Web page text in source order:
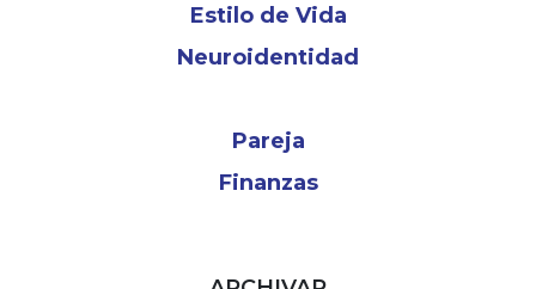
Estilo de Vida
Neuroidentidad
Pareja
Finanzas